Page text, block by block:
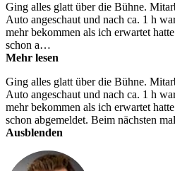
Ging alles glatt über die Bühne.
Auto angeschaut und nach ca. 1 h
mehr bekommen als ich erwartet
schon a…
Mehr lesen
Ging alles glatt über die Bühne.
Auto angeschaut und nach ca. 1 h
mehr bekommen als ich erwartet
schon abgemeldet. Beim nächsten
Ausblenden